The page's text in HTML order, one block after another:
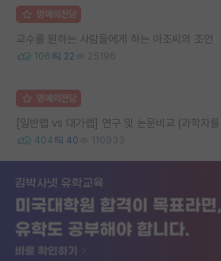
명예의전당
교수를 원하는 사람들에게 하는 아조씨의 조언
106 22 25196
명예의전당
[일반랩 vs 대가랩] 연구 및 논문비교 (과학자
404 40 110933